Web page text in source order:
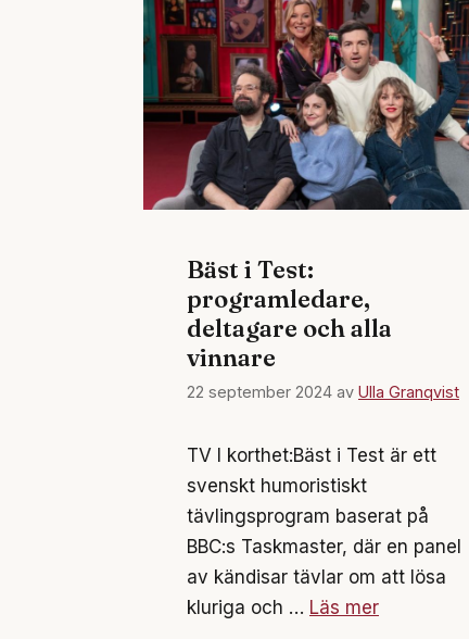
Bäst i Test:
programledare,
deltagare och alla
vinnare
22 september 2024 av Ulla Granqvist
TV I korthet:Bäst i Test är ett
svenskt humoristiskt
tävlingsprogram baserat på
BBC:s Taskmaster, där en panel
av kändisar tävlar om att lösa
kluriga och … Läs mer